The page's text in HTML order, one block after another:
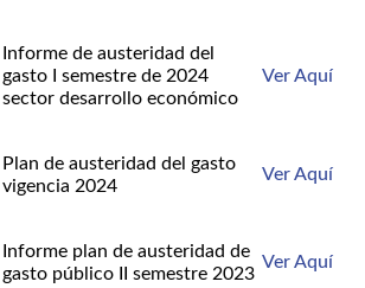
Informe de austeridad del
gasto I semestre de 2024
sector desarrollo económico
Ver Aquí
Plan de austeridad del gasto
vigencia 2024
Ver Aquí
Informe plan de austeridad de
gasto público II semestre 2023
Ver Aquí